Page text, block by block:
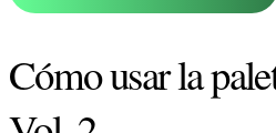
Cómo usar la